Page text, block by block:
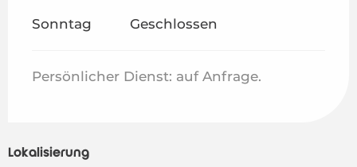
Sonntag Geschlossen
Persönlicher Dienst: auf Anfrage.
Lokalisierung